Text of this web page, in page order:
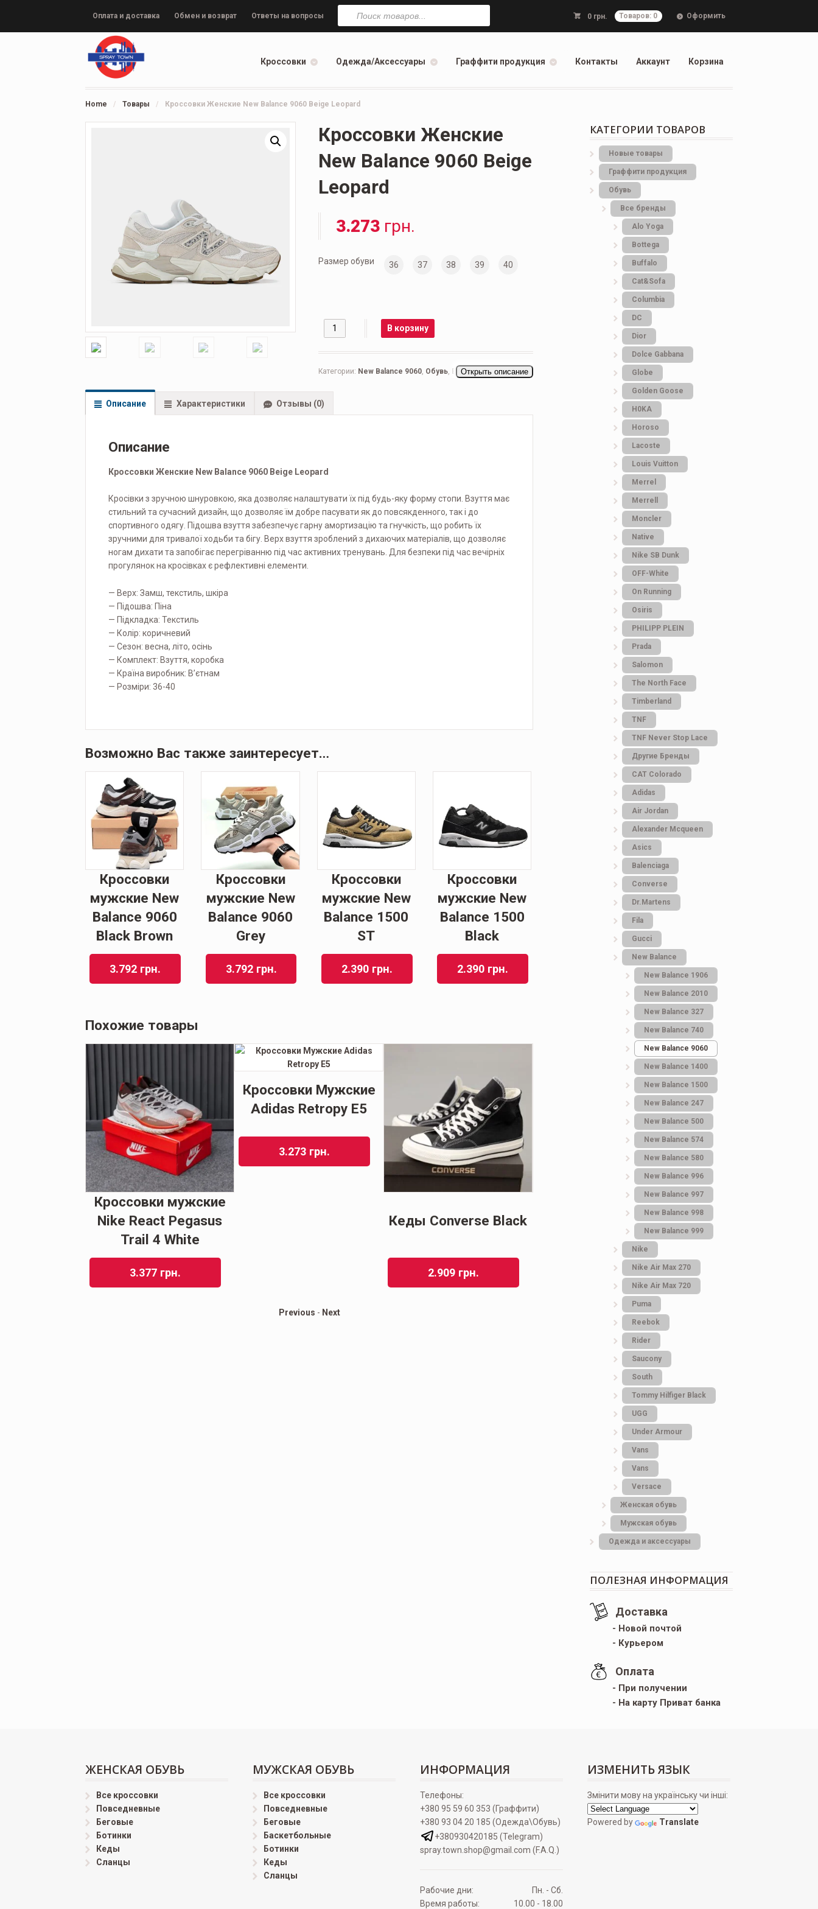
Оплата и доставка Обмен и возврат Ответы на вопросы 0 грн. Товаров: 0 Оформить
Поиск
товаров
Кроссовки Одежда/Аксессуары Граффити продукция Контакты Аккаунт Корзина
Home / Товары / Кроссовки Женские New Balance 9060 Beige Leopard
Кроссовки Женские
New Balance 9060 Beige
Leopard
3.273 грн.
Размер обуви 36 37 38 39 40
Количество В корзину
Категории: New Balance 9060, Обувь, Все бренды,
Повседневные мужские
Открыть описание
Описание Характеристики Отзывы (0)
Описание
Кроссовки Женские New Balance 9060 Beige Leopard
Кросівки з зручною шнуровкою, яка дозволяє налаштувати їх під будь-яку форму стопи. Взуття має
стильний та сучасний дизайн, що дозволяє їм добре пасувати як до повсякденного, так і до
спортивного одягу. Підошва взуття забезпечує гарну амортизацію та гнучкість, що робить їх
зручними для тривалої ходьби та бігу. Верх взуття зроблений з дихаючих матеріалів, що дозволяє
ногам дихати та запобігає перегріванню під час активних тренувань. Для безпеки під час вечірніх
прогулянок на кросівках є рефлективні елементи.
— Верх: Замш, текстиль, шкіра
— Підошва: Піна
— Підкладка: Текстиль
— Колір: коричневий
— Сезон: весна, літо, осінь
— Комплект: Взуття, коробка
— Країна виробник: В’єтнам
— Розміри: 36-40
Возможно Вас также заинтересует…
Кроссовки
мужские New
Balance 9060
Black Brown
3.792 грн.
Кроссовки
мужские New
Balance 9060
Grey
3.792 грн.
Кроссовки
мужские New
Balance 1500
ST
2.390 грн.
Кроссовки
мужские New
Balance 1500
Black
2.390 грн.
Похожие товары
Кроссовки мужские
Nike React Pegasus
Trail 4 White
3.377 грн.
Кроссовки Мужские
Adidas Retropy E5
3.273 грн.
Кеды Converse Black
2.909 грн.
Кроссовки мужские
Nike Air Force Low
Dark Grey Зимние
грн.
Кроссовки
Asics Gel-Sonoma
Previous - Next
КАТЕГОРИИ ТОВАРОВ
Новые товары
Граффити продукция
Обувь
Все бренды
Alo Yoga
Bottеga
Buffalo
Cat&Sofa
Columbia
DC
Dior
Dolce Gabbana
Globe
Golden Goose
H0KA
Horoso
Lacoste
Louis Vuitton
Merrel
Merrell
Moncler
Native
Nike SB Dunk
OFF-White
On Running
Osiris
PHILIPP PLEIN
Prada
Salomon
The North Face
Timberland
TNF
TNF Never Stop Lace
Другие Бренды
САТ Colorado
Adidas
Air Jordan
Alexander Mcqueen
Asics
Balenciaga
Converse
Dr.Martens
Fila
Gucci
New Balance
New Balance 1906
New Balance 2010
New Balance 327
New Balance 740
New Balance 9060
New Balance 1400
New Balance 1500
New Balance 247
New Balance 500
New Balance 574
New Balance 580
New Balance 996
New Balance 997
New Balance 998
New Balance 999
Nike
Nike Air Max 270
Nike Air Max 720
Puma
Reebok
Rider
Saucony
South
Tommy Hilfiger Black
UGG
Under Armour
Vans
Vans
Versace
Женская обувь
Мужская обувь
Одежда и аксессуары
ПОЛЕЗНАЯ ИНФОРМАЦИЯ
Доставка
- Новой почтой
- Курьером
Оплата
- При получении
- На карту Приват банка
ЖЕНСКАЯ ОБУВЬ
Все кроссовки
Повседневные
Беговые
Ботинки
Кеды
Сланцы
МУЖСКАЯ ОБУВЬ
Все кроссовки
Повседневные
Беговые
Баскетбольные
Ботинки
Кеды
Сланцы
ИНФОРМАЦИЯ
Телефоны:
+380 95 59 60 353 (Граффити)
+380 93 04 20 185 (Одежда\Обувь)
+380930420185 (Telegram)
spray.town.shop@gmail.com (F.A.Q.)
Рабочие дни:
Пн. - Сб.
Время работы:
10.00 - 18.00
ИЗМЕНИТЬ ЯЗЫК
Змінити мову на українську чи інші:
Powered by Translate